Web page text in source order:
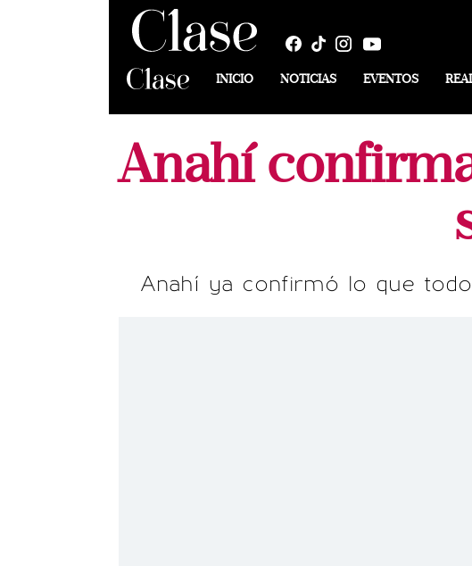
INICIO NOTICIAS EVENTOS
Anahí
Anahí ya confirmó lo que